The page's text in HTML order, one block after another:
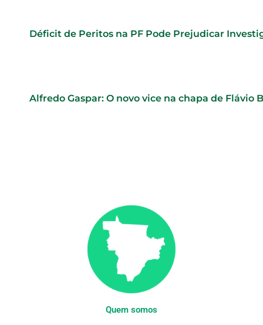
Déficit de Peritos na PF Pode Prejudicar
Alfredo Gaspar: O novo vice na chapa de Flávio
Quem somos